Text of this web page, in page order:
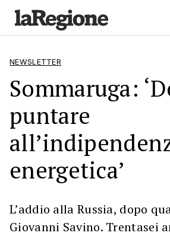
NEWSLETTER
Sommaruga:
puntare
energetica’
L’addio alla Russia, dopo
Giovanni Savino. Trentasei